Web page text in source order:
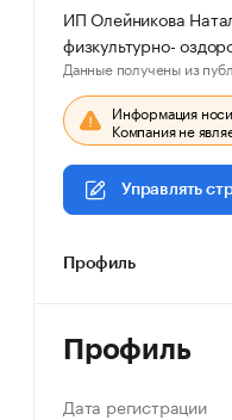
ИП Олейникова
физкультурно-
Данные получены из
Информация
Компания не
Управлять
Профиль
Профиль
Дата регистрации